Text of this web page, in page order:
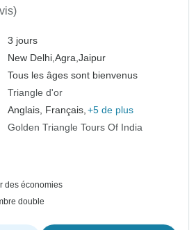
3 jours
New Delhi,Agra,Jaipur
Tous les âges sont bienvenus
Triangle d'or
Anglais, Français, +5 de plus
Golden Triangle Tours Of India
des économies
double